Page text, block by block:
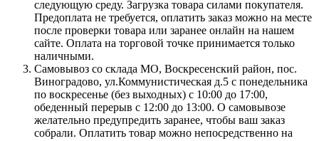
следующую среду. Загрузка товара силами покупателя.
Предоплата не требуется, оплатить заказ можно на месте
после проверки товара или заранее онлайн на нашем
сайте. Оплата на торговой точке принимается только
наличными.
Самовывоз со склада МО, Воскресенский район, пос.
Виноградово, ул.Коммунистическая д.5 с понедельника
по воскресенье (без выходных) с 10:00 до 17:00,
обеденный перерыв с 12:00 до 13:00. О самовывозе
желательно предупредить заранее, чтобы ваш заказ
собрали. Оплатить товар можно непосредственно на